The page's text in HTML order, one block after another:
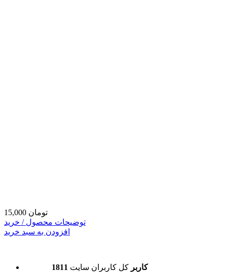
15,000 تومان
توضیحات محصول / خرید
افزودن به سبد خرید
1811 کاربر کل کاربران سایت